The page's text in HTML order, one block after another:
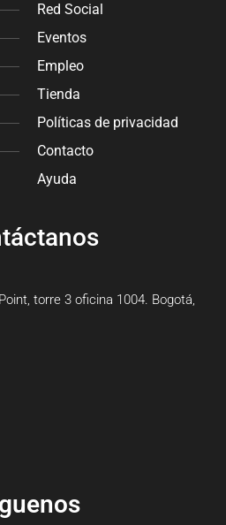
Red Social
Eventos
Empleo
Tienda
Políticas de privacidad
Contacto
Ayuda
torre 3 oficina 1004. Bogotá,